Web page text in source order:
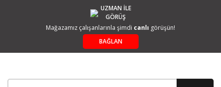
UZMAN İLE
GÖRÜŞ
Mağazamız çalışanlarınla şimdi canlı görüşün!
BAĞLAN